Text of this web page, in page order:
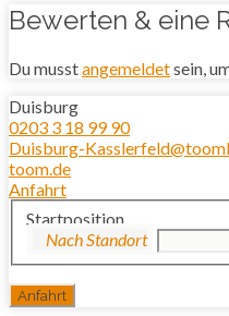
Bewerten & eine
Du musstangemeldetsein,
Duisburg
0203 3 18 99 90
Duisburg-
toom.de
Anfahrt
Startposition